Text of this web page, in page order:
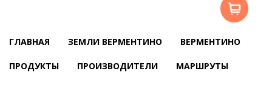
ГЛАВНАЯ ЗЕМЛИ ВЕРМЕНТИНО ВЕРМЕНТИНО
ПРОДУКТЫ ПРОИЗВОДИТЕЛИ МАРШРУТЫ